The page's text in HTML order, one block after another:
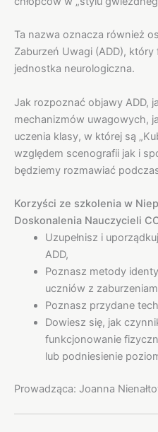
Ta nazwa oznacza również
Zaburzeń Uwagi (ADD),
jednostka neurologiczna.
Jak rozpoznać objawy ADD,
mechanizmów uwagowych,
uczenia klasy, w której są
względem scenografii jak i
będziemy rozmawiać
Korzyści ze szkolenia w
Doskonalenia Nauczycieli
Uzupełnisz i
ADD,
Poznasz metody
uczniów z
Poznasz przydane
Dowiesz się, jak
funkcjonowanie
lub podniesienie
Prowadząca: Joanna